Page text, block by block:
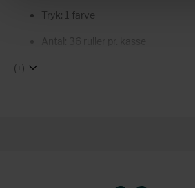
Tryk: 1 farve
Antal: 36 ruller pr. kasse
(+)